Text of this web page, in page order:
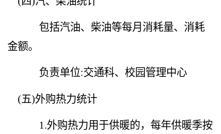
包括汽油、柴油等每月消耗量、消耗
金额。
负责单位:交通科、校园管理中心
(五)外购热力统计
1.外购热力用于供暖的，每年供暖季按